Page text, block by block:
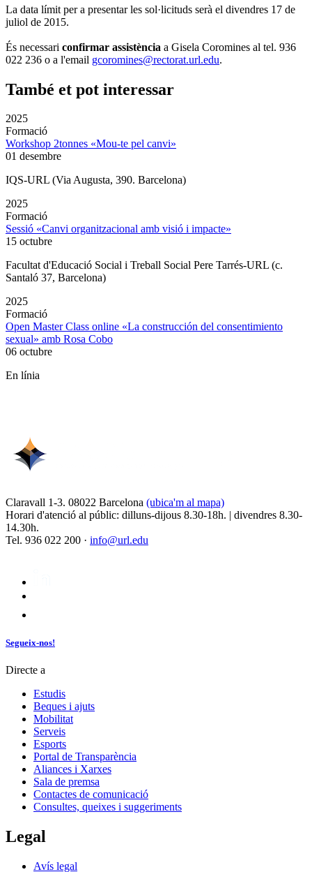
La data límit per a presentar les sol·licituds serà el divendres 17 de
juliol de 2015.
És necessari confirmar assistència a Gisela Coromines al tel. 936
022 236 o a l'email gcoromines@rectorat.url.edu.
També et pot interessar
2025
Formació
Workshop 2tonnes «Mou-te pel canvi»
01 desembre
IQS-URL (Via Augusta, 390. Barcelona)
2025
Formació
Sessió «Canvi organitzacional amb visió i impacte»
15 octubre
Facultat d'Educació Social i Treball Social Pere Tarrés-URL (c.
Santaló 37, Barcelona)
2025
Formació
Open Master Class online «La construcción del consentimiento
sexual» amb Rosa Cobo
06 octubre
En línia
Claravall 1-3. 08022 Barcelona (ubica'm al mapa)
Horari d'atenció al públic: dilluns-dijous 8.30-18h. | divendres 8.30-
14.30h.
Tel. 936 022 200 · info@url.edu
Segueix-nos!
Directe a
Estudis
Beques i ajuts
Mobilitat
Serveis
Esports
Portal de Transparència
Aliances i Xarxes
Sala de premsa
Contactes de comunicació
Consultes, queixes i suggeriments
Legal
Avís legal